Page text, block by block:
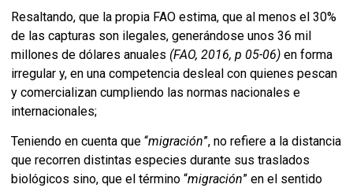
Resaltando, que la propia FAO estima, que al menos el 30%
de las capturas son ilegales, generándose unos 36 mil
millones de dólares anuales (FAO, 2016, p 05-06) en forma
irregular y, en una competencia desleal con quienes pescan
y comercializan cumpliendo las normas nacionales e
internacionales;
Teniendo en cuenta que “migración”, no refiere a la distancia
que recorren distintas especies durante sus traslados
biológicos sino, que el término “migración” en el sentido